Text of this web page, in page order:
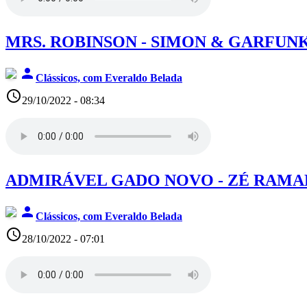
MRS. ROBINSON - SIMON &
person Clássicos, com Everaldo Belada
access_time29/10/2022 - 08:34
ADMIRÁVEL GADO NOVO - ZÉ
person Clássicos, com Everaldo Belada
access_time28/10/2022 - 07:01